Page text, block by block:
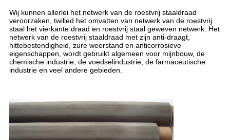
Wij kunnen allerlei het netwerk van de roestvrij staaldraad
veroorzaken, twilled het omvatten van netwerk van de roestvrij
staal het vierkante draad en roestvrij staal geweven netwerk. Het
netwerk van de roestvrij staaldraad met zijn anti-draagt,
hittebestendigheid, zure weerstand en anticorrosieve
eigenschappen, wordt gebruikt algemeen voor mijnbouw, de
chemische industrie, de voedselindustrie, de farmaceutische
industrie en veel andere gebieden.